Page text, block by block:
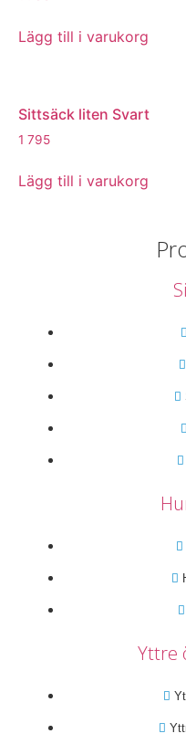
Yttre
Lägg till i varukorg
Sittsäck liten Svart
1 795
Lägg till i varukorg